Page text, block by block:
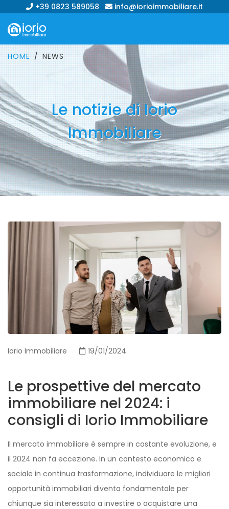
+39 0823 589058 info@iorioimmobiliare.it
HOME NEWS
Le notizie di Iorio
Immobiliare
Iorio Immobiliare 19/01/2024
Le prospettive del mercato
immobiliare nel 2024: i
consigli di Iorio Immobiliare
Il mercato immobiliare è sempre in costante evoluzione, e
il 2024 non fa eccezione. In un contesto economico e
sociale in continua trasformazione, individuare le migliori
opportunità immobiliari diventa fondamentale per
chiunque sia interessato a investire o acquistare una